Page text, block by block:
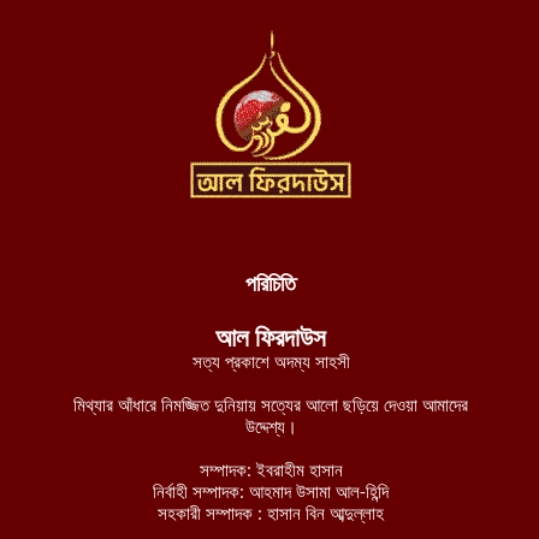
আস্থাহীনতাকে দায়ী ভাবছেন বিশ্লেষকগণ
দক্ষিণ লেবাননে আইইডি বিস্ফোরণে দুই দখলদার ইসরায়েলি সেনা নিহত,
ডান হাতে ভাত খেতে খেতে বাম হাতে নিচ্ছে ঘুষ! ঠাকুরগাঁও জেলা রেজিস্ট্রার
লালমনিরহাটে তিস্তা নদীর পানি বিপৎসীমার ওপরে, ভয়াবহ বন্যার শঙ্কা
আগস্ট ৫, ২০২৬
চীন-পাকিস্তানের নিরাপত্তা বিষয়ক ভিত্তিহীন অভিযোগ প্রত্যাখ্যান করেছে
ইমারাতে ইসলামিয়া
পরিচিতি
আল ফিরদাউস
সত্য প্রকাশে অদম্য সাহসী
মিথ্যার আঁধারে নিমজ্জিত দুনিয়ায় সত্যের আলো ছড়িয়ে দেওয়া আমাদের
উদ্দেশ্য।
সম্পাদক: ইবরাহীম হাসান
নির্বাহী সম্পাদক: আহমাদ উসামা আল-হিন্দি
সহকারী সম্পাদক : হাসান বিন আব্দুল্লাহ